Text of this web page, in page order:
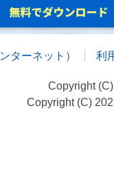
ターネット ） 利
Copyright
Copyright (C)